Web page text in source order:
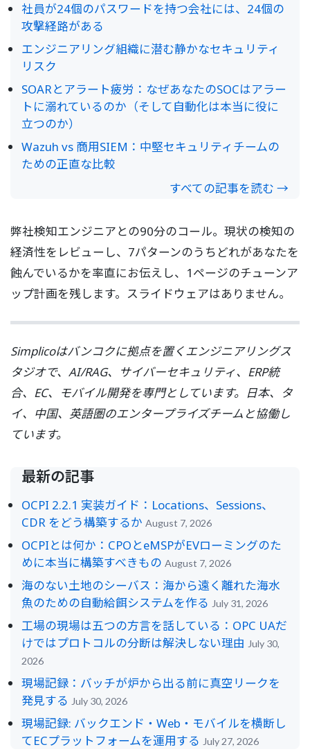
社員が24個のパスワードを持つ会社には、24個の
攻撃経路がある
エンジニアリング組織に潜む静かなセキュリティ
リスク
SOARとアラート疲労：なぜあなたのSOCはアラー
トに溺れているのか（そして自動化は本当に役に
立つのか）
Wazuh vs 商用SIEM：中堅セキュリティチームの
ための正直な比較
すべての記事を読む →
弊社検知エンジニアとの90分のコール。現状の検知の
経済性をレビューし、7パターンのうちどれがあなたを
蝕んでいるかを率直にお伝えし、1ページのチューンア
ップ計画を残します。スライドウェアはありません。
Simplicoはバンコクに拠点を置くエンジニアリングス
タジオで、AI/RAG、サイバーセキュリティ、ERP統
合、EC、モバイル開発を専門としています。日本、タ
イ、中国、英語圏のエンタープライズチームと協働し
ています。
最新の記事
OCPI 2.2.1 実装ガイド：Locations、Sessions、
CDR をどう構築するか August 7, 2026
OCPIとは何か：CPOとeMSPがEVローミングのた
めに本当に構築すべきもの August 7, 2026
海のない土地のシーバス：海から遠く離れた海水
魚のための自動給餌システムを作る July 31, 2026
工場の現場は五つの方言を話している：OPC UAだ
けではプロトコルの分断は解決しない理由 July 30,
2026
現場記録：バッチが炉から出る前に真空リークを
発見する July 30, 2026
現場記録: バックエンド・Web・モバイルを横断し
てECプラットフォームを運用する July 27, 2026